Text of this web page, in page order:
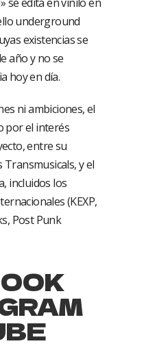
underground
existencias se
año y no se
hoy en día.
ni ambiciones, el
por el interés
entre su
y el
incluidos los
(KEXP,
Post Punk